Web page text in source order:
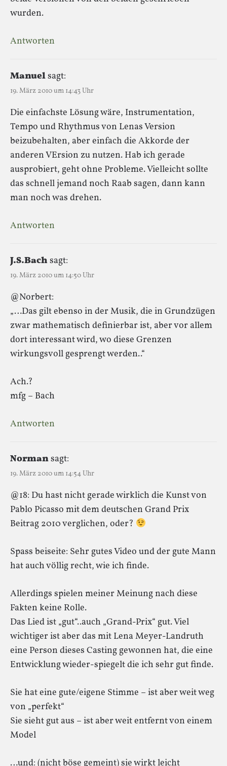
wurden.
Antworten
Manuelsagt:
19. März 2010 um 14:43 Uhr
Die einfachste Lösung wäre, Instrumentation,
Tempo und Rhythmus von Lenas Version
beizubehalten, aber einfach die Akkorde der
anderen VErsion zu nutzen. Hab ich gerade
ausprobiert, geht ohne Probleme. Vielleicht sollte
das schnell jemand noch Raab sagen, dann kann
man noch was drehen.
Antworten
J.S.Bach sagt:
19. März 2010 um 14:50 Uhr
@Norbert:
„…Das gilt ebenso in der Musik, die in Grundzügen
zwar mathematisch definierbar ist, aber vor allem
dort interessant wird, wo diese Grenzen
wirkungsvoll gesprengt werden..“
Ach.?
mfg – Bach
Antworten
Normansagt:
19. März 2010 um 14:54 Uhr
@18: Du hast nicht gerade wirklich die Kunst von
Pablo Picasso mit dem deutschen Grand Prix
Beitrag 2010 verglichen, oder?
Spass beiseite: Sehr gutes Video und der gute Mann
hat auch völlig recht, wie ich finde.
Allerdings spielen meiner Meinung nach diese
Fakten keine Rolle.
Das Lied ist „gut“..auch „Grand-Prix“ gut. Viel
wichtiger ist aber das mit Lena Meyer-Landruth
eine Person dieses Casting gewonnen hat, die eine
Entwicklung wieder-spiegelt die ich sehr gut finde.
Sie hat eine gute/eigene Stimme – ist aber weit weg
von „perfekt“
Sie sieht gut aus – ist aber weit entfernt von einem
Model
…und: (nicht böse gemeint) sie wirkt leicht